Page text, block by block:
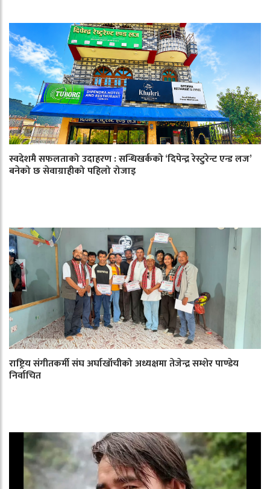
स्वदेशमै सफलताको उदाहरण : सन्धिखर्कको ‘दिपेन्द्र रेस्टुरेन्ट एन्ड लज’
बनेको छ सेवाग्राहीको पहिलो रोजाइ
राष्ट्रिय संगीतकर्मी संघ अर्घाखाँचीको अध्यक्षमा तेजेन्द्र सम्शेर पाण्डेय
निर्वाचित